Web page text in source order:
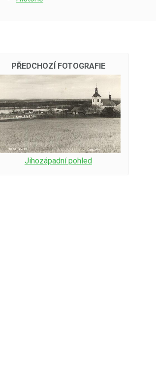
PŘEDCHOZÍ FOTOGRAFIE
Jihozápadní pohled